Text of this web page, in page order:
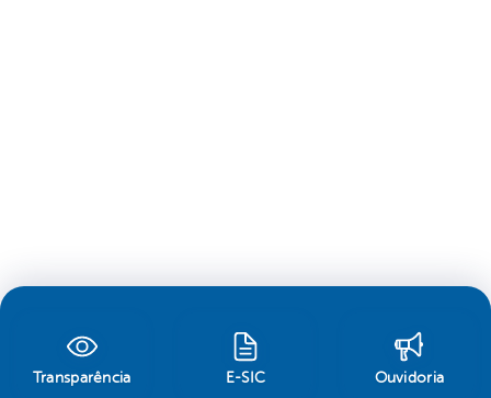
Transparência E-SIC Ouvidoria